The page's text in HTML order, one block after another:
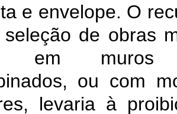
e envelope. O
seleção de obras
em muros
ou com
levaria à